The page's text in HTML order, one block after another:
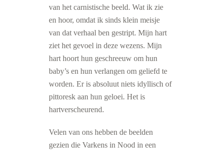
van het carnistische beeld. Wat ik zie
en hoor, omdat ik sinds klein meisje
van dat verhaal ben gestript. Mijn hart
ziet het gevoel in deze wezens. Mijn
hart hoort hun geschreeuw om hun
baby’s en hun verlangen om geliefd te
worden. Er is absoluut niets idyllisch of
pittoresk aan hun geloei. Het is
hartverscheurend.
Velen van ons hebben de beelden
gezien die Varkens in Nood in een